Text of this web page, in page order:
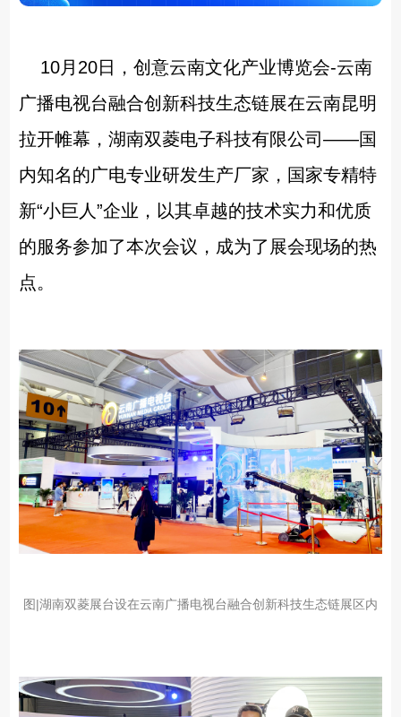
10月20日，创意云南文化产业博览会-云南
广播电视台融合创新科技生态链展在云南昆明
拉开帷幕，湖南双菱电子科技有限公司——国
内知名的广电专业研发生产厂家，国家专精特
新“小巨人”企业，以其卓越的技术实力和优质
的服务参加了本次会议，成为了展会现场的热
点。
图|湖南双菱展台设在云南广播电视台融合创新科技生态链展区内